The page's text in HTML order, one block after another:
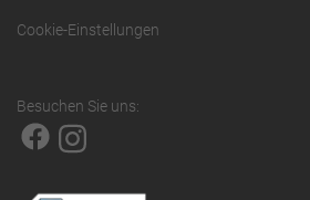
Cookie-Einstellungen
Besuchen Sie uns: